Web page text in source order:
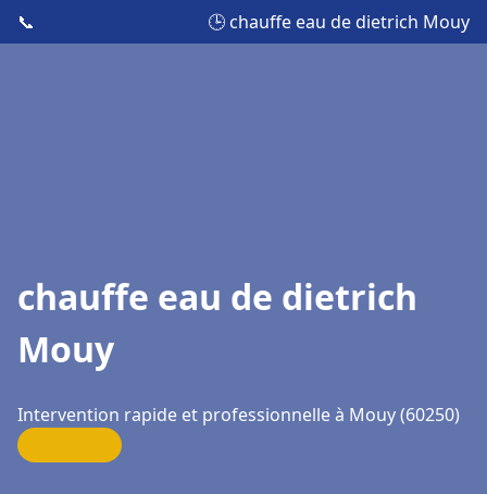
📞 🕒 chauffe eau de dietrich Mouy
chauffe eau de dietrich
Mouy
Intervention rapide et professionnelle à Mouy (60250)